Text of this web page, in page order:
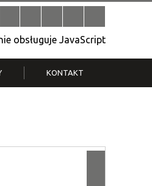
obsługuje JavaScript
KONTAKT